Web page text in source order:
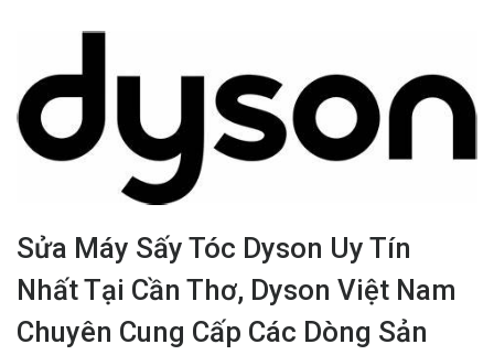
Sửa Máy Sấy Tóc Dyson Uy Tín
Nhất Tại Cần Thơ, Dyson Việt Nam
Chuyên Cung Cấp Các Dòng Sản